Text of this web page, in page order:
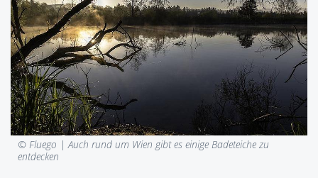
© Fluego | Auch rund um Wien gibt es einige Badeteiche zu
entdecken